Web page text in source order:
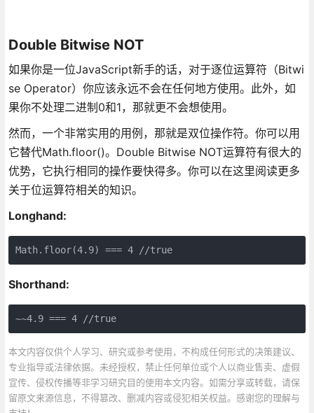
Double Bitwise NOT
如果你是一位JavaScript新手的话，对于逐位运算符（Bitwi
se Operator）你应该永远不会在任何地方使用。此外，如
果你不处理二进制0和1，那就更不会想使用。
然而，一个非常实用的用例，那就是双位操作符。你可以用
它替代Math.floor()。Double Bitwise NOT运算符有很大的
优势，它执行相同的操作要快得多。你可以在这里阅读更多
关于位运算符相关的知识。
Longhand:
Math.floor(4.9) === 4 //true
Shorthand:
~~4.9 === 4 //true
本文内容仅供个人学习、研究或参考使用，不构成任何形式的决策建议、
专业指导或法律依据。未经授权，禁止任何单位或个人以商业售卖、虚假
宣传、侵权传播等非学习研究目的使用本文内容。如需分享或转载，请保
留原文来源信息，不得篡改、删减内容或侵犯相关权益。感谢您的理解与